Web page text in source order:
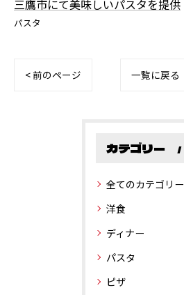
三鷹市にて美味しいパスタを提供
パスタ
< 前のページ 一覧に戻る
カテゴリー
全てのカテゴリー
洋食
ディナー
パスタ
ピザ